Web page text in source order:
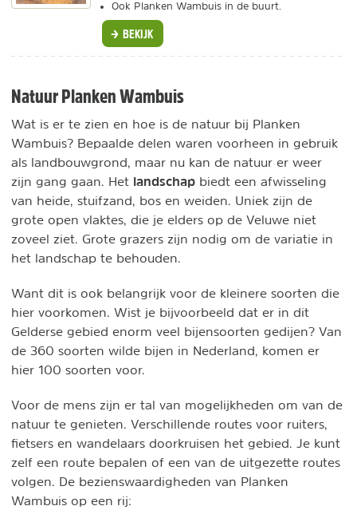
Ook Planken Wambuis in de buurt.
BEKIJK
Natuur Planken Wambuis
Wat is er te zien en hoe is de natuur bij Planken
Wambuis? Bepaalde delen waren voorheen in gebruik
als landbouwgrond, maar nu kan de natuur er weer
zijn gang gaan. Het landschap biedt een afwisseling
van heide, stuifzand, bos en weiden. Uniek zijn de
grote open vlaktes, die je elders op de Veluwe niet
zoveel ziet. Grote grazers zijn nodig om de variatie in
het landschap te behouden.
Want dit is ook belangrijk voor de kleinere soorten die
hier voorkomen. Wist je bijvoorbeeld dat er in dit
Gelderse gebied enorm veel bijensoorten gedijen? Van
de 360 soorten wilde bijen in Nederland, komen er
hier 100 soorten voor.
Voor de mens zijn er tal van mogelijkheden om van de
natuur te genieten. Verschillende routes voor ruiters,
fietsers en wandelaars doorkruisen het gebied. Je kunt
zelf een route bepalen of een van de uitgezette routes
volgen. De bezienswaardigheden van Planken
Wambuis op een rij: